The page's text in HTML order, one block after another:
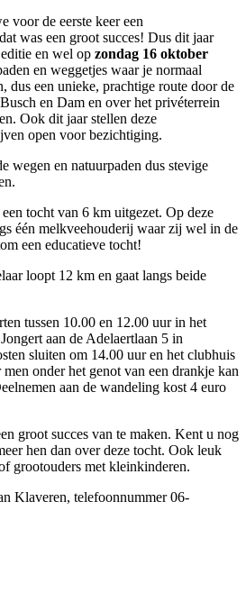
voor de eerste keer een
was een groot succes! Dus dit jaar
en wel op zondag 16 oktober
en weggetjes waar je normaal
dus een unieke, prachtige route door de
en Dam en over het privéterrein
Ook dit jaar stellen deze
open voor bezichtiging.
wegen en natuurpaden dus stevige
tocht van 6 km uitgezet. Op deze
één melkveehouderij waar zij wel in de
een educatieve tocht!
loopt 12 km en gaat langs beide
tussen 10.00 en 12.00 uur in het
aan de Adelaertlaan 5 in
sluiten om 14.00 uur en het clubhuis
onder het genot van een drankje kan
aan de wandeling kost 4 euro
groot succes van te maken. Kent u nog
hen dan over deze tocht. Ook leuk
grootouders met kleinkinderen.
Klaveren, telefoonnummer 06-